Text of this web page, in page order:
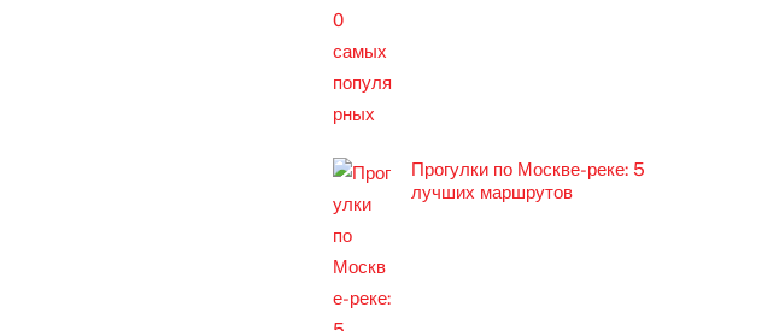
Прогулки по Москве-реке: 5
лучших маршрутов